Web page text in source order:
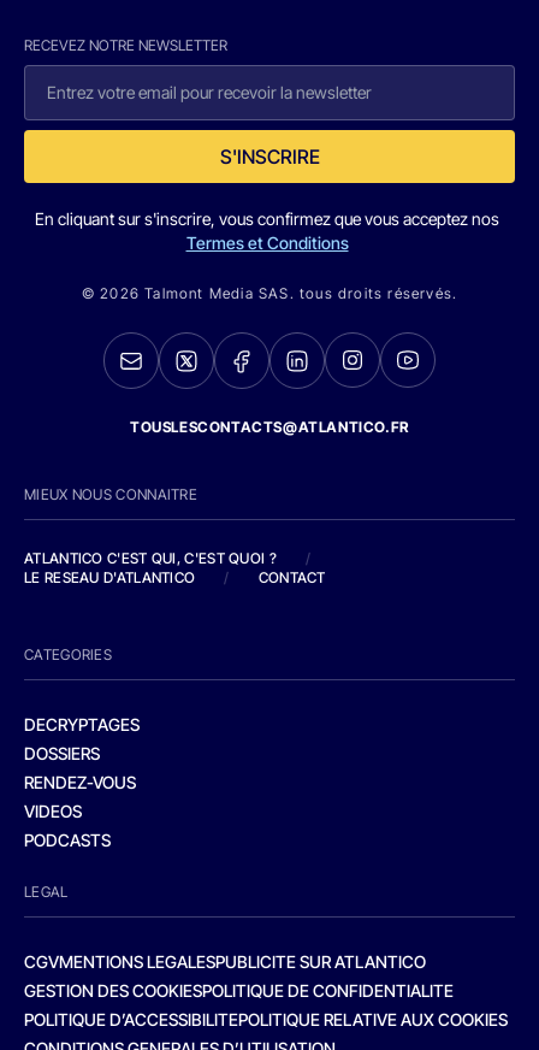
RECEVEZ NOTRE NEWSLETTER
S'INSCRIRE
En cliquant sur s'inscrire, vous confirmez que vous acceptez nos
Termes et Conditions
© 2026 Talmont Media SAS. tous droits réservés.
TOUSLESCONTACTS@ATLANTICO.FR
MIEUX NOUS CONNAITRE
ATLANTICO C'EST QUI, C'EST QUOI ?
/
LE RESEAU D'ATLANTICO
/ CONTACT
CATEGORIES
DECRYPTAGES
DOSSIERS
RENDEZ-VOUS
VIDEOS
PODCASTS
LEGAL
CGVMENTIONS LEGALESPUBLICITE SUR ATLANTICO
GESTION DES COOKIESPOLITIQUE DE CONFIDENTIALITE
POLITIQUE D’ACCESSIBILITEPOLITIQUE RELATIVE AUX COOKIES